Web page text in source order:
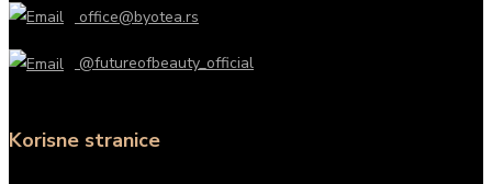
office@byotea.rs
@futureofbeauty_official
Korisne stranice